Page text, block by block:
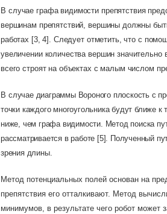
В случае графа видимости препятствия
вершинам препятствий, вершины должны
работах [3, 4]. Следует отметить, что с
увеличении количества вершин
всего строят на объектах с малым числом
В случае диаграммы Вороного плоскость с
точки каждого многоугольника будут ближе
ниже, чем графа видимости. Метод поиска
рассматривается в работе [5]. Полученный
зрения длины.
Метод потенциальных полей основан на
препятствия его отталкивают. Метод
минимумов, в результате чего робот может